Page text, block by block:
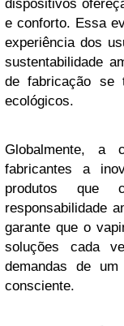
dispositivos
e conforto. Essa
experiência dos
sustentabilidade
de fabricação se
ecológicos.
Globalmente, a
fabricantes a
produtos que
responsabilidade
garante que o
soluções cada
demandas de
consciente.